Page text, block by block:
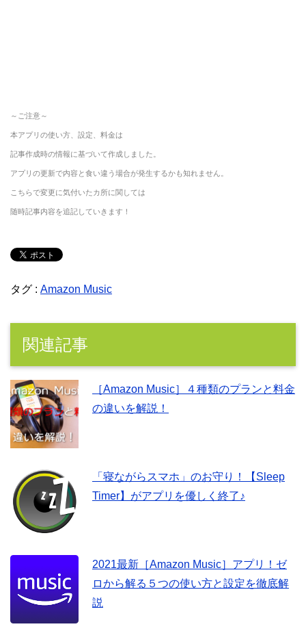
～ご注意～
本アプリの使い方、設定、料金は
記事作成時の情報に基づいて作成しました。
アプリの更新で内容と食い違う場合が発生するかも知れません。
こちらで変更に気付いたカ所に関しては
随時記事内容を追記していきます！
タグ : Amazon Music
関連記事
［Amazon Music］４種類のプランと料金
の違いを解説！
「寝ながらスマホ」のお守り！【Sleep
Timer】がアプリを優しく終了♪
2021最新［Amazon Music］アプリ！ゼ
ロから解る５つの使い方と設定を徹底解
説